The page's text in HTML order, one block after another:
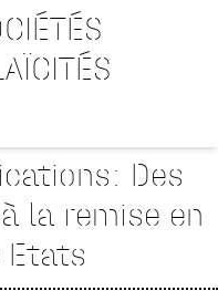
Des
la remise en
Etats